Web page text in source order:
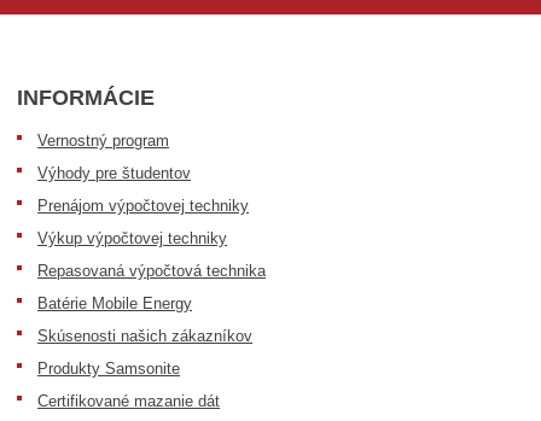
INFORMÁCIE
Vernostný program
Výhody pre študentov
Prenájom výpočtovej techniky
Výkup výpočtovej techniky
Repasovaná výpočtová technika
Batérie Mobile Energy
Skúsenosti našich zákazníkov
Produkty Samsonite
Certifikované mazanie dát